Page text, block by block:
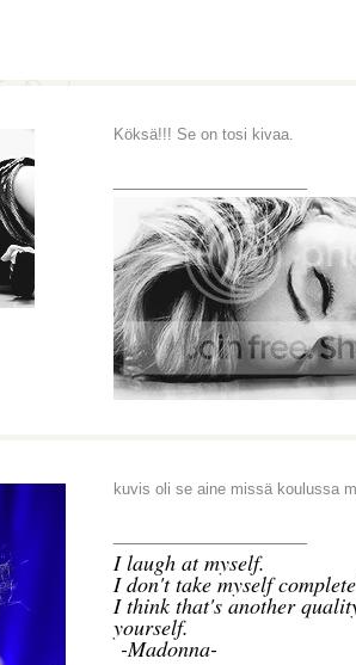
Köksä!!! Se on tosi kivaa.
kuvis oli se aine missä koulussa
Ilaugh at myself.
I don't take myself
I think that's another
yourself.
-Madonna-